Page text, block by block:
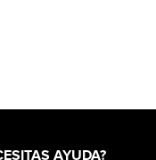
AYUDA?